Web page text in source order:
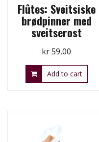
Flûtes: Sveitsiske
brødpinner med
sveitserost
kr59,00
Add to cart